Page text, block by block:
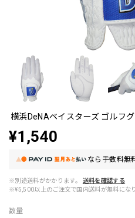
横浜DeNAベイスターズ ゴルフ
¥1,540
なら 手数料無
※別途送料がかかります。
送料を確認する
※¥5,500以上のご注文で国内送料が無料になり
数量